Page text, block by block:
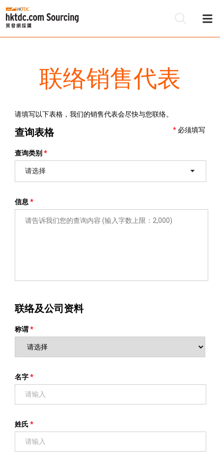
联络销售代表
请填写以下表格，我们的销售代表会尽快与您联络。
查询表格 必须填写
查询类别
请选择
信息
联络及公司资料
称谓
名字
姓氏